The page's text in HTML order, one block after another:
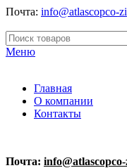
Почта: info@atlascopco-
Меню
Главная
О компании
Контакты
Почта: